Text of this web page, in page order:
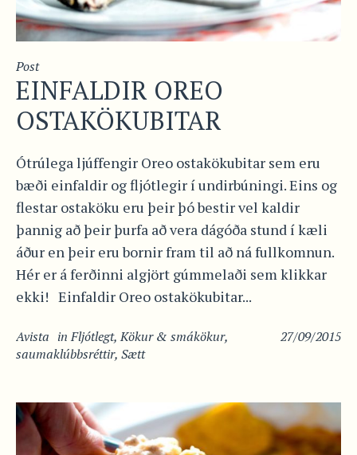
Post
EINFALDIR OREO
OSTAKÖKUBITAR
Ótrúlega ljúffengir Oreo ostakökubitar sem eru
bæði einfaldir og fljótlegir í undirbúningi. Eins og
flestar ostaköku eru þeir þó bestir vel kaldir
þannig að þeir þurfa að vera dágóða stund í kæli
áður en þeir eru bornir fram til að ná fullkomnun.
Hér er á ferðinni algjört gúmmelaði sem klikkar
ekki! Einfaldir Oreo ostakökubitar...
27/09/2015
Avista inFljótlegt,Kökur & smákökur,
saumaklúbbsréttir, Sætt